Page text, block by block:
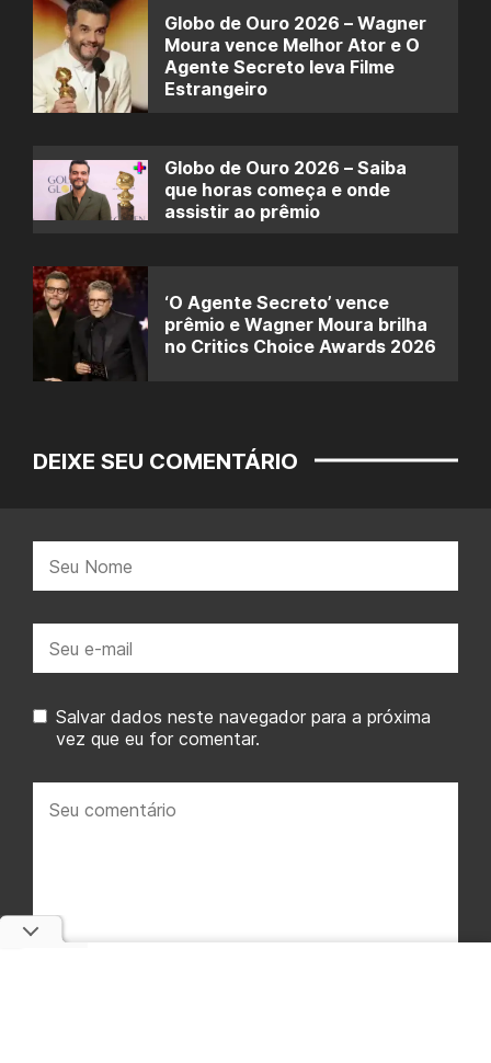
Globo de Ouro 2026 – Wagner
Moura vence Melhor Ator e O
Agente Secreto leva Filme
Estrangeiro
Globo de Ouro 2026 – Saiba
que horas começa e onde
assistir ao prêmio
‘O Agente Secreto’ vence
prêmio e Wagner Moura brilha
no Critics Choice Awards 2026
DEIXE SEU COMENTÁRIO
mail:
Salvar dados neste navegador para a próxima
vez que eu for comentar.
comentário: